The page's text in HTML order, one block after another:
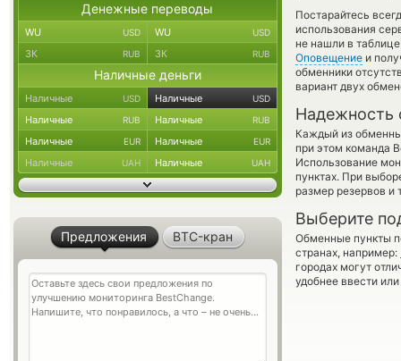
Постарайтесь
использования
не нашли в
Оповещение и
обменники
вариант двух
Надежность
Каждый из
при этом команда
Использование
пунктах. При
размер резервов и
Выберите
Обменные пункты
странах, например:
городах могут
удобнее ввести
Денежные переводы
WU USD WU USD
ЗК RUB ЗК RUB
Наличные деньги
Наличные USD Наличные USD
Наличные RUB Наличные RUB
Наличные EUR Наличные EUR
Наличные UAH Наличные UAH
Предложения BTC-кран